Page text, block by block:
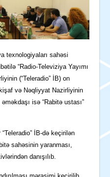
texnologiyaları sahəsi
“Radio-Televiziya Yayımı
(“Teleradio” İB) on
və Nəqliyyat Nazirliyinin
isə “Rabitə ustası”
İB-də keçirilən
sahəsinin yaranması,
danışılıb.